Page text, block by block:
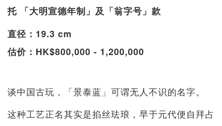
托 「大明宣德年制」及「翁字号」款
直径：19.3 cm
估价：HK$800,000 - 1,200,000
谈中国古玩，「景泰蓝」可谓无人不识的名字。
这种工艺正名其实是掐丝珐琅，早于元代便自拜占